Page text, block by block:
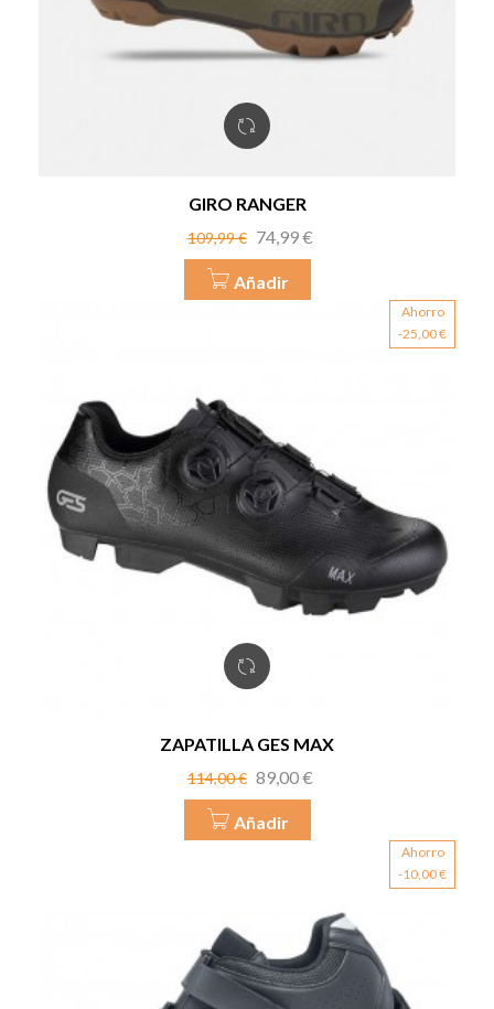
GIRO RANGER
Precio
109,99 € Precio
74,99 €
Añadir
Ahorro
-25,00 €
ZAPATILLA GES MAX
Precio
114,00 € Precio
89,00 €
Añadir
Ahorro
-10,00 €